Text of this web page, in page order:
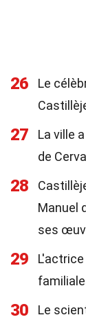
26
Le
27
La ville
de
28
Manuel
ses
29 L'actrice
30 Le